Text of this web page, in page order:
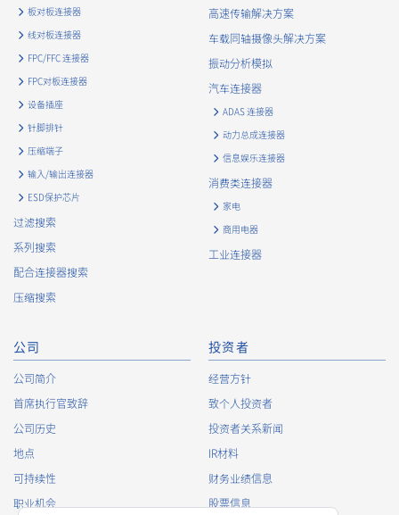
means.
The Company uses cookies and other tracking technologies
(e.g., web beacons) to collect information about your access
history and usage status on this website, including identifiers
such as IP addresses (hereinafter referred to as “cookies”).
information) is collected. Cookie information may be
associated with personal information of Customers’ member
services held by the Company. Cookie information that is
associated with personal information will be handled in
accordance with the following and the Cookie Policy.
https://www.irisoele.com/cn/cookie/
2. Purposes of Use of Personal Information
The purposes of use of personal information acquired by the
following purposes of use to the extent which is deemed
shall notify or publicly announce the changed purposes of use
to the relevant person of the Customers, etc.
To provide campaigns and events for the Customers, etc.
・
To improve customer service, including market research,
data analysis, and the planning and development of
板对板连接器
线对板连接器
FPC/FFC 连接器
FPC对板连接器
设备插座
针脚排针
压缩端子
输入/输出连接器
ESD保护芯片
过滤搜索
系列搜索
配合连接器搜索
压缩搜索
高速传输解决方案
车载同轴摄像头解决方案
振动分析模拟
汽车连接器
ADAS 连接器
动力总成连接器
信息娱乐连接器
消费类连接器
家电
商用电器
工业连接器
公司
公司简介
首席执行官致辞
公司历史
地点
可持续性
职业机会
投资者
经营方针
致个人投资者
投资者关系新闻
IR材料
财务业绩信息
股票信息